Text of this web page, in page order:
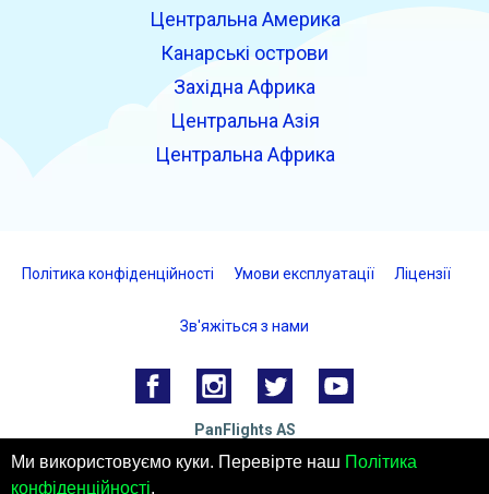
Ми використовуємо куки. Перевірте наш Політика
конфіденційності.
Центральна Америка
Канарські острови
Західна Африка
Центральна Азія
Центральна Африка
Політика конфіденційності Умови експлуатації Ліцензії
Зв'яжіться з нами
PanFlights AS
Hjelset, Норвегія
Номер організації: 922732825 MVA